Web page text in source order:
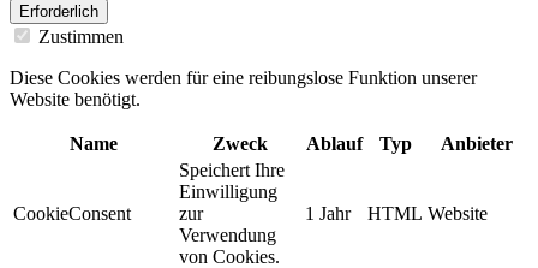
Erforderlich
Zustimmen
Diese Cookies werden für eine reibungslose Funktion unserer
Website benötigt.
Name Zweck Ablauf Typ Anbieter
CookieConsent
Speichert Ihre
Einwilligung
zur
Verwendung
von Cookies.
1 Jahr HTML Website